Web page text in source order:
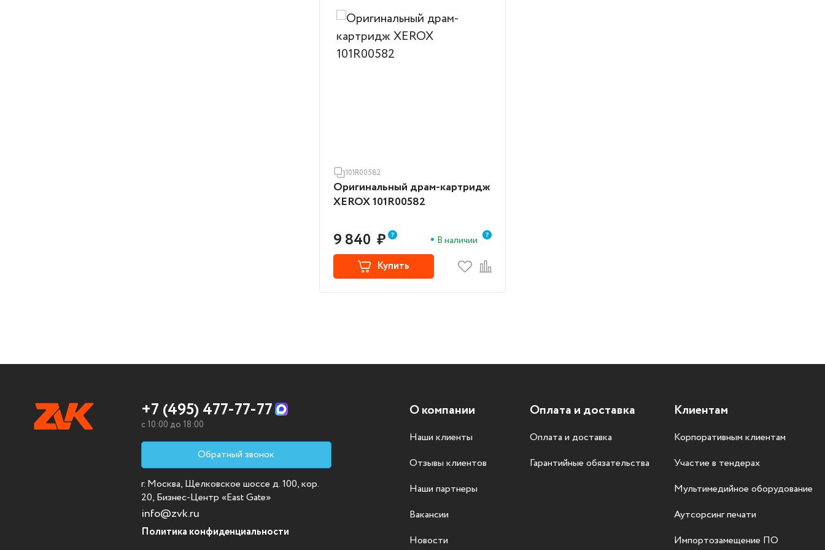
101R00582
Оригинальный драм-картридж
XEROX 101R00582
9 840 ₽ В наличии
Купить
+7 (495) 477-77-77
c 10:00 до 18:00
Обратный звонок
г. Москва, Щелковское шоссе д. 100, кор.
20, Бизнес-Центр «East Gate»
info@zvk.ru
Политика конфиденциальности
О компании
Наши клиенты
Отзывы клиентов
Наши партнеры
Вакансии
Новости
Оплата и доставка
Оплата и доставка
Гарантийные обязательства
Клиентам
Корпоративным клиентам
Участие в тендерах
Мультимедийное оборудование
Аутсорсинг печати
Импортозамещение ПО